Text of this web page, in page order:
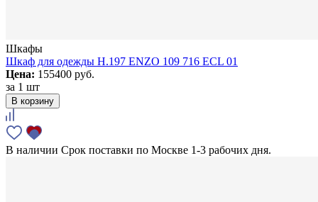
Шкафы
Шкаф для одежды H.197 ENZO 109 716 ECL 01
Цена: 155400 руб.
за 1 шт
В корзину
В наличии Срок поставки по Москве 1-3 рабочих дня.